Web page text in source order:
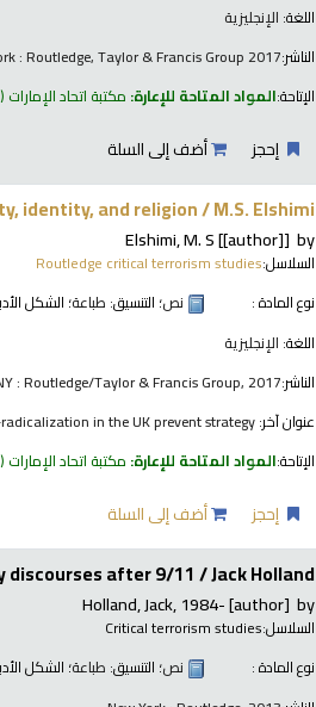
اللغة: الإنجليزية
الناشر:: Routledge, Taylor & Francis Group 2017
الإتاحة:المواد المتاحة للإعارة: مكتبة اتحاد الإمارات (1)
إحجز أضف إلى السلة
identity, and religion /M.S. Elshimi.
by
Elshimi, M. S[[author]]
السلاسل:Routledge critical terrorism studies
نوع المادة :
نص؛ التنسيق: طباعة؛ الشكل
اللغة: الإنجليزية
الناشر:: Routledge/Taylor & Francis Group, 2017
عنوان آخر:in the UK prevent strategy
الإتاحة:المواد المتاحة للإعارة: مكتبة اتحاد الإمارات (1)
إحجز أضف إلى السلة
discourses after 9/11 /Jack Holland.
by
Holland, Jack, 1984-[author]
السلاسل:Critical terrorism studies
نوع المادة :
نص؛ التنسيق: طباعة؛ الشكل